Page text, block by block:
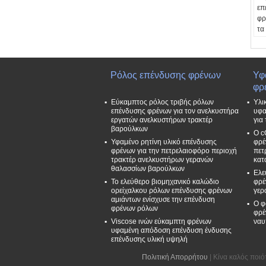
Ρόλος επένδυσης φρένων
Εύκαμπτος ρόλος τριβής ρόλων
επένδυσης φρένων για τον ανελκυστήρα
εργατών ανελκυστήρων τρακτέρ
βαρούλκων
Υφαμένο ρητίνη υλικό επένδυσης
φρένων για την πετρελαιοφόρο περιοχή
τρακτέρ ανελκυστήρων γερανών
θαλασσίων βαρούλκων
Το ελεύθερο βιομηχανικό καλώδιο
ορείχαλκου ρόλων επένδυσης φρένων
αμιάντων ενίσχυσε την επένδυση
φρένων ρόλων
Viscose ινών εύκαμπτη φρένων
υφαμένη απόδοση επένδυση ένδυσης
επένδυσης υλική υψηλή
Ο
Ο
Πολιτική Απορρήτου | Κίνα καλός